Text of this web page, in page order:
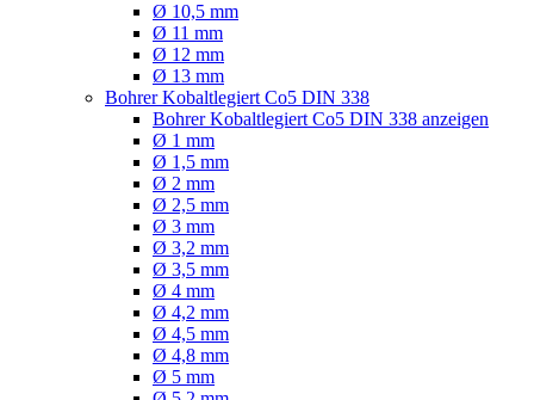
Ø 10,5 mm
Ø 11 mm
Ø 12 mm
Ø 13 mm
Bohrer Kobaltlegiert Co5 DIN 338
Bohrer Kobaltlegiert Co5 DIN 338 anzeigen
Ø 1 mm
Ø 1,5 mm
Ø 2 mm
Ø 2,5 mm
Ø 3 mm
Ø 3,2 mm
Ø 3,5 mm
Ø 4 mm
Ø 4,2 mm
Ø 4,5 mm
Ø 4,8 mm
Ø 5 mm